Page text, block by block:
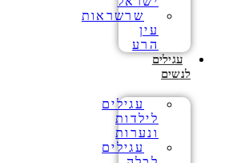
שרשראות
עין
הרע
עגילים
לנשים
עגילים
לילדות
ונערות
עגילים